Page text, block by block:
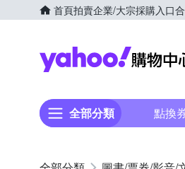
首頁拍賣企業/大宗採購入口
全部分類 點換